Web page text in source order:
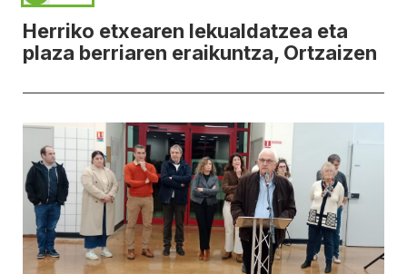
Herriko etxearen lekualdatzea eta
plaza berriaren eraikuntza, Ortzaizen